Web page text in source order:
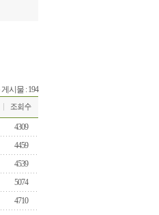
게시물 : 194
4309
4459
4539
5074
4710